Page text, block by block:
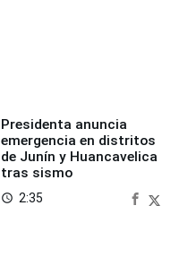
Presidenta anuncia
emergencia en distritos
de Junín y Huancavelica
tras sismo
access_time 2:35